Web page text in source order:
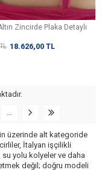
Zincirde Plaka Detaylı
18.626,00 TL
…
üzerinde alt kategoride
İtalyan işçilikli
yolu kolyeler ve daha
değil; doğru modeli